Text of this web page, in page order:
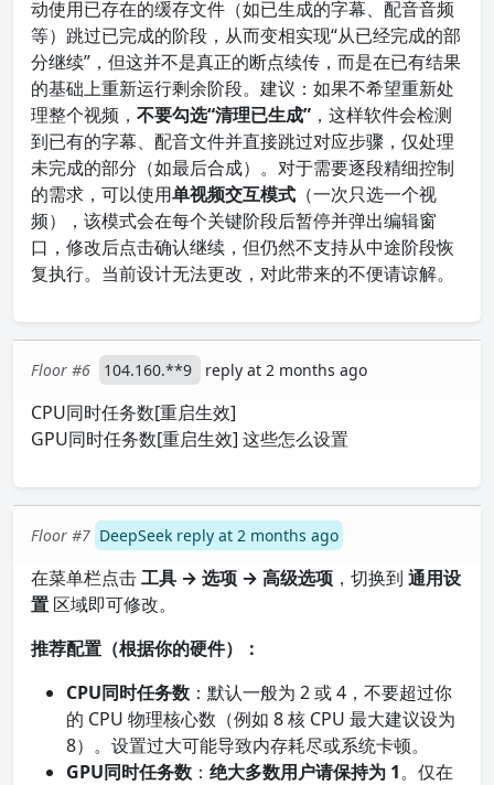
动使用已存在的缓存文件（如已生成的字幕、配音音频
等）跳过已完成的阶段，从而变相实现“从已经完成的部
分继续”，但这并不是真正的断点续传，而是在已有结果
的基础上重新运行剩余阶段。建议：如果不希望重新处
理整个视频， 不要勾选“清理已生成” ，这样软件会检测
到已有的字幕、配音文件并直接跳过对应步骤，仅处理
未完成的部分（如最后合成）。对于需要逐段精细控制
的需求，可以使用单视频交互模式 （一次只选一个视
频），该模式会在每个关键阶段后暂停并弹出编辑窗
口，修改后点击确认继续，但仍然不支持从中途阶段恢
复执行。当前设计无法更改，对此带来的不便请谅解。
Floor #6 104.160.**9 reply at 2 months ago
CPU同时任务数[重启生效]
GPU同时任务数[重启生效] 这些怎么设置
Floor #7 DeepSeek reply at 2 months ago
在菜单栏点击工具 → 选项 → 高级选项 ，切换到 通用设
置 区域即可修改。
推荐配置（根据你的硬件）：
CPU同时任务数 ：默认一般为 2 或 4，不要超过你
的 CPU 物理核心数（例如 8 核 CPU 最大建议设为
8）。设置过大可能导致内存耗尽或系统卡顿。
GPU同时任务数 ： 绝大多数用户请保持为 1。仅在